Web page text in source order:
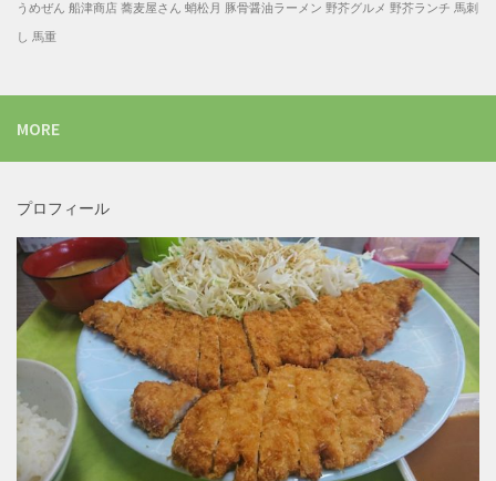
うめぜん 船津商店 蕎麦屋さん 蛸松月 豚骨醤油ラーメン 野芥グルメ 野芥ランチ 馬刺
し 馬重
MORE
プロフィール